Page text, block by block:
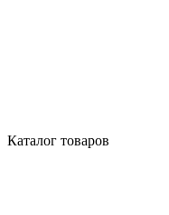
Каталог товаров